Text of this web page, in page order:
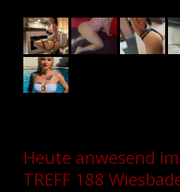
Heute anwesend im
TREFF 188